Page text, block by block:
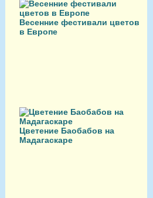
Весенние фестивали цветов
в Европе
Цветение Баобабов на
Мадагаскаре